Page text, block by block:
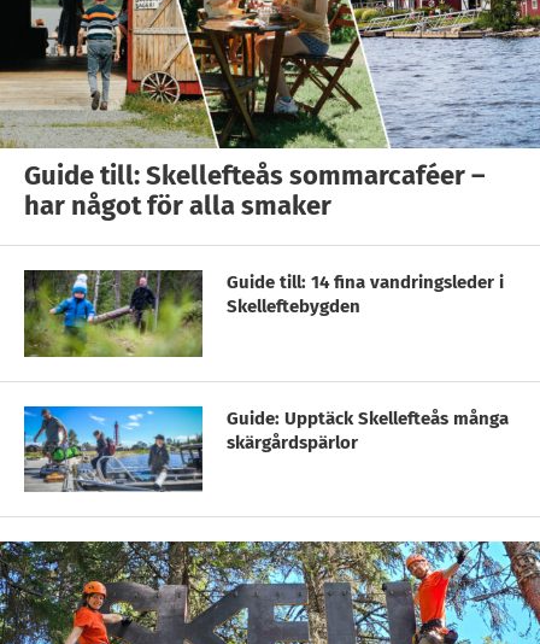
Guide till: Skellefteås sommarcaféer –
har något för alla smaker
Guide till: 14 fina vandringsleder i
Skelleftebygden
Guide: Upptäck Skellefteås många
skärgårdspärlor